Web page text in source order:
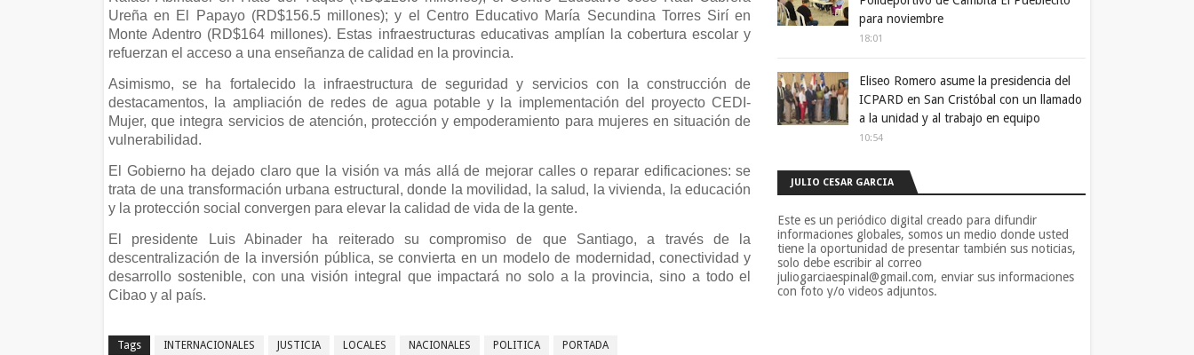
Ureña en El Papayo (RD$156.5 millones); y el Centro Educativo María Secundina Torres Sirí en
Monte Adentro (RD$164 millones). Estas infraestructuras educativas amplían la cobertura escolar y
refuerzan el acceso a una enseñanza de calidad en la provincia.
Asimismo, se ha fortalecido la infraestructura de seguridad y servicios con la construcción de
destacamentos, la ampliación de redes de agua potable y la implementación del proyecto CEDI-
Mujer, que integra servicios de atención, protección y empoderamiento para mujeres en situación de
vulnerabilidad.
El Gobierno ha dejado claro que la visión va más allá de mejorar calles o reparar edificaciones: se
trata de una transformación urbana estructural, donde la movilidad, la salud, la vivienda, la educación
y la protección social convergen para elevar la calidad de vida de la gente.
El presidente Luis Abinader ha reiterado su compromiso de que Santiago, a través de la
descentralización de la inversión pública, se convierta en un modelo de modernidad, conectividad y
desarrollo sostenible, con una visión integral que impactará no solo a la provincia, sino a todo el
Cibao y al país.
Tags INTERNACIONALES JUSTICIA LOCALES NACIONALES POLITICA PORTADA
para noviembre
18:01
Eliseo Romero asume la presidencia del
ICPARD en San Cristóbal con un llamado
a la unidad y al trabajo en equipo
10:54
JULIO CESAR GARCIA
Este es un periódico digital creado para difundir
informaciones globales, somos un medio donde usted
tiene la oportunidad de presentar también sus noticias,
solo debe escribir al correo
juliogarciaespinal@gmail.com, enviar sus informaciones
con foto y/o videos adjuntos.